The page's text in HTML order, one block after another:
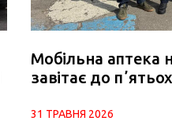
Мобільна аптека
завітає до
31 ТРАВНЯ 2026